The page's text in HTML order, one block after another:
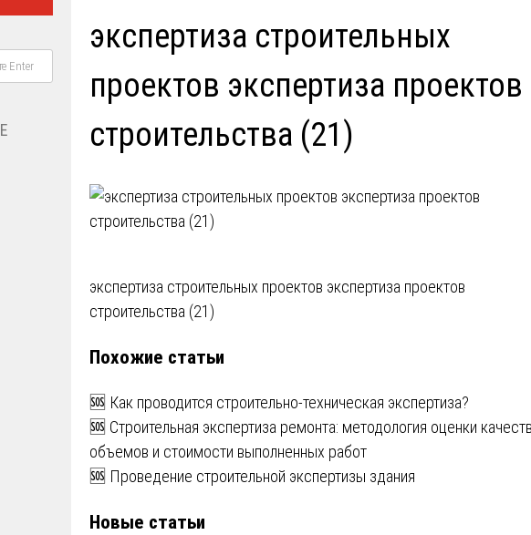
экспертиза строительных
проектов экспертиза проектов
строительства (21)
Навигация
по
записям
экспертиза строительных проектов экспертиза проектов
строительства (21)
Похожие статьи
🆘 Как проводится строительно-техническая экспертиза?
🆘 Строительная экспертиза ремонта: методология оценки
объемов и стоимости выполненных работ
🆘 Проведение строительной экспертизы здания
Новые статьи